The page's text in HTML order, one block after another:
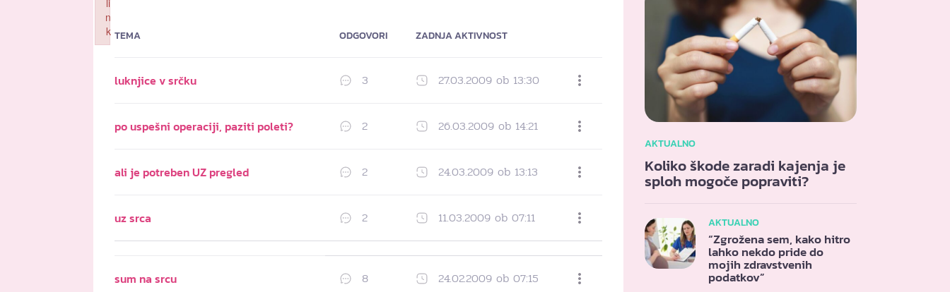
TEMA ODGOVORI ZADNJA AKTIVNOST
luknjice v srčku 3 27.03.2009 ob 13:30
Dodaj med priljubljene
po uspešni operaciji, paziti poleti? 2 26.03.2009 ob 14:21
Dodaj med priljubljene
ali je potreben UZ pregled 2 24.03.2009 ob 13:13
Dodaj med priljubljene
uz srca 2 11.03.2009 ob 07:11
Dodaj med priljubljene
sum na srcu 8 24.02.2009 ob 07:15
AKTUALNO
Koliko škode zaradi kajenja je
sploh mogoče popraviti?
AKTUALNO
“Zgrožena sem, kako hitro
lahko nekdo pride do
mojih zdravstvenih
podatkov”
li
n
k
Failed to initialize plugin: wplink